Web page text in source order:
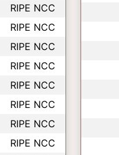
RIPE NCC
RIPE NCC
RIPE NCC
RIPE NCC
RIPE NCC
RIPE NCC
RIPE NCC
RIPE NCC